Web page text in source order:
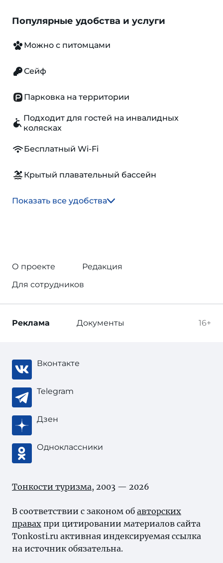
Популярные удобства и услуги
Можно с питомцами
Сейф
Парковка на территории
Подходит для гостей на инвалидных
колясках
Бесплатный Wi-Fi
Крытый плавательный бассейн
Показать все удобства
О проекте
Редакция
Для сотрудников
16+
Реклама Документы
Вконтакте
Telegram
Дзен
Одноклассники
Тонкости туризма, 2003 — 2026
В соответствии с законом об авторских
правах при цитировании материалов сайта
Tonkosti.ru активная индексируемая ссылка
на источник обязательна.